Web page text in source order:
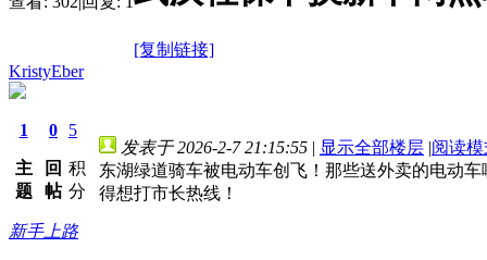
[复制链接]
KristyEber
1
主
题
0
回
帖
5
积
分
新手上路
发表于 2026-2-7 21:15:55 | 显示全部楼层 |阅读
东湖绿道骑车被电动车创飞！那些送外卖的电动
得想打市长热线！